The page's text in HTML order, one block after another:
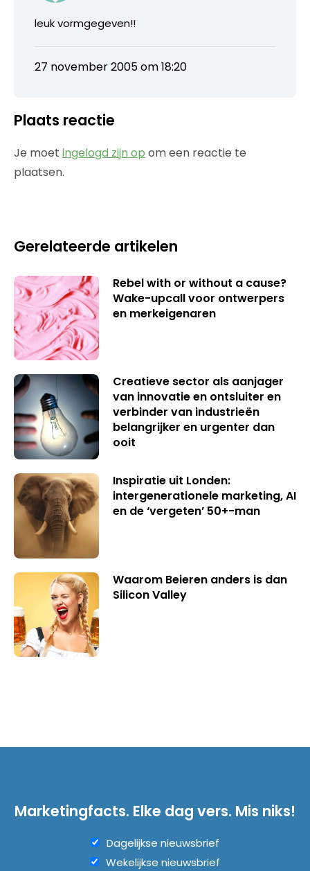
leuk vormgegeven!!
27 november 2005 om 18:20
Plaats reactie
Je moet ingelogd zijn op om een reactie te
plaatsen.
Gerelateerde artikelen
Rebel with or without a cause?
Wake-upcall voor ontwerpers
en merkeigenaren
Creatieve sector als aanjager
van innovatie en ontsluiter en
verbinder van industrieën
belangrijker en urgenter dan
ooit
Inspiratie uit Londen:
intergenerationele marketing, AI
en de ‘vergeten’ 50+-man
Waarom Beieren anders is dan
Silicon Valley
Marketingfacts. Elke dag vers. Mis niks!
Dagelijkse nieuwsbrief
Wekelijkse nieuwsbrief